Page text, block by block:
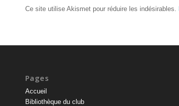
Ce site utilise Akismet pour réduire les indésirables.
Pages
Accueil
Bibliothèque du club